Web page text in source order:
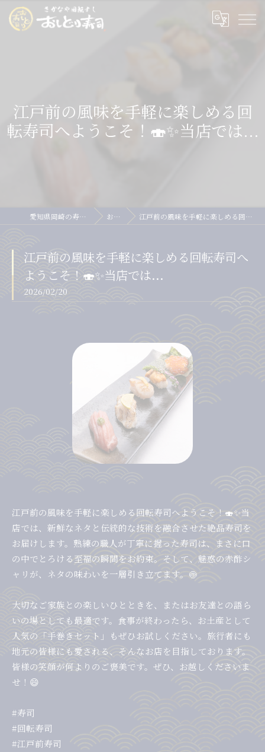
江戸前の風味を手軽に楽しめる回
転寿司へようこそ！🍣✨当店では...
愛知県岡崎の寿司ならおしどり寿司 お知らせ 江戸前の風味を手軽に楽しめる回転寿司へようこそ！🍣✨当店では...
江戸前の風味を手軽に楽しめる回転寿司へ
ようこそ！🍣✨当店では...
2026/02/20
江戸前の風味を手軽に楽しめる回転寿司へようこそ！🍣✨当
店では、新鮮なネタと伝統的な技術を融合させた絶品寿司を
お届けします。熟練の職人が丁寧に握った寿司は、まさに口
の中でとろける至福の瞬間をお約束。そして、魅惑の赤酢シ
ャリが、ネタの味わいを一層引き立てます。🍥
大切なご家族との楽しいひとときを、またはお友達との語ら
いの場としても最適です。食事が終わったら、お土産として
人気の「手巻きセット」もぜひお試しください。旅行者にも
地元の皆様にも愛される、そんなお店を目指しております。
皆様の笑顔が何よりのご褒美です。ぜひ、お越しくださいま
せ！😄
#寿司
#回転寿司
#江戸前寿司